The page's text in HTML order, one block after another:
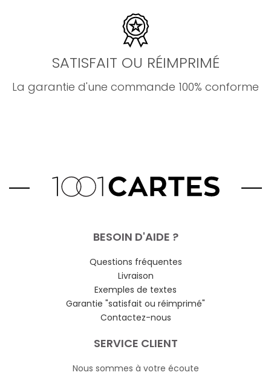
SATISFAIT OU RÉIMPRIMÉ
La garantie d'une commande 100% conforme
BESOIN D'AIDE ?
Questions fréquentes
Livraison
Exemples de textes
Garantie "satisfait ou réimprimé"
Contactez-nous
SERVICE CLIENT
Nous sommes à votre écoute